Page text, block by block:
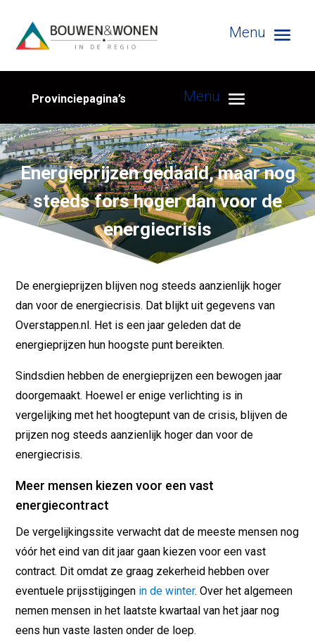
Provinciepagina’s
Energieprijzen gedaald, maar nog
steeds fors hoger dan voor de
energiecrisis
De energieprijzen blijven nog steeds aanzienlijk hoger
dan voor de energiecrisis. Dat blijkt uit gegevens van
Overstappen.nl. Het is een jaar geleden dat de
energieprijzen hun hoogste punt bereikten.
Sindsdien hebben de energieprijzen een bewogen jaar
doorgemaakt. Hoewel er enige verlichting is in
vergelijking met het hoogtepunt van de crisis, blijven de
prijzen nog steeds aanzienlijk hoger dan voor de
energiecrisis.
Meer mensen kiezen voor een vast
energiecontract
De vergelijkingssite verwacht dat de meeste mensen nog
vóór het eind van dit jaar gaan kiezen voor een vast
contract. Dit omdat ze graag zekerheid hebben over
eventuele prijsstijgingen in de winter. Over het algemeen
nemen mensen in het laatste kwartaal van het jaar nog
eens hun vaste lasten onder de loep.